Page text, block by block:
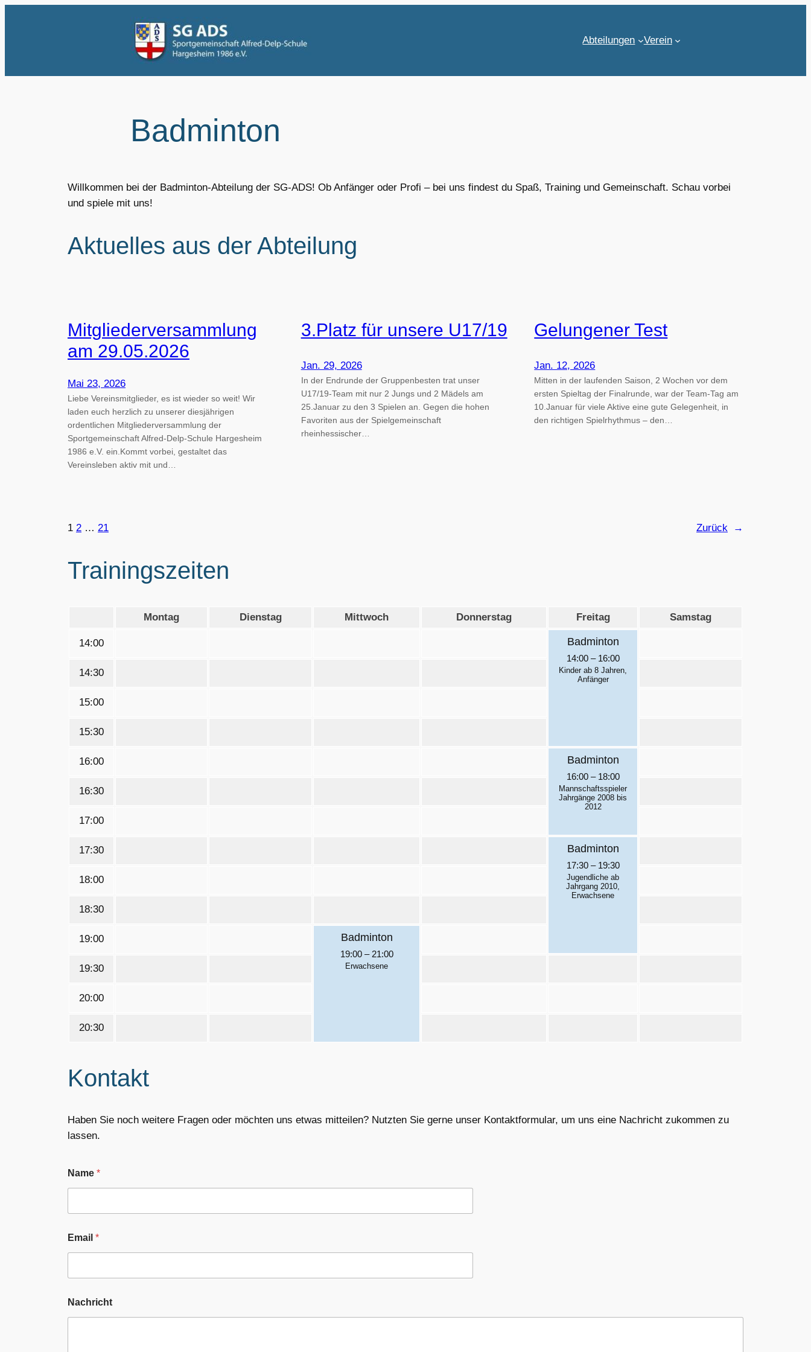
Abteilungen Verein
Badminton
Willkommen bei der Badminton-Abteilung der SG-ADS! Ob Anfänger oder Profi – bei uns findest du Spaß, Training und Gemeinschaft. Schau vorbei
und spiele mit uns!
Aktuelles aus der Abteilung
Mitgliederversammlung
am 29.05.2026
Mai 23, 2026
Liebe Vereinsmitglieder, es ist wieder so weit! Wir
laden euch herzlich zu unserer diesjährigen
ordentlichen Mitgliederversammlung der
Sportgemeinschaft Alfred-Delp-Schule Hargesheim
1986 e.V. ein.Kommt vorbei, gestaltet das
Vereinsleben aktiv mit und…
3.Platz für unsere U17/19
Jan. 29, 2026
In der Endrunde der Gruppenbesten trat unser
U17/19-Team mit nur 2 Jungs und 2 Mädels am
25.Januar zu den 3 Spielen an. Gegen die hohen
Favoriten aus der Spielgemeinschaft
rheinhessischer…
Gelungener Test
Jan. 12, 2026
Mitten in der laufenden Saison, 2 Wochen vor dem
ersten Spieltag der Finalrunde, war der Team-Tag am
10.Januar für viele Aktive eine gute Gelegenheit, in
den richtigen Spielrhythmus – den…
1 2 … 21 Zurück →
Trainingszeiten
Montag Dienstag Mittwoch Donnerstag Freitag Samstag
14:00 Badminton
14:00 – 16:00
Kinder ab 8 Jahren,
Anfänger
14:30
15:00
15:30
16:00 Badminton
16:00 – 18:00
Mannschaftsspieler
Jahrgänge 2008 bis
2012
16:30
17:00
17:30 Badminton
17:30 – 19:30
Jugendliche ab
Jahrgang 2010,
Erwachsene
18:00
18:30
19:00 Badminton
19:00 – 21:00
Erwachsene
19:30
20:00
20:30
Kontakt
Haben Sie noch weitere Fragen oder möchten uns etwas mitteilen? Nutzten Sie gerne unser Kontaktformular, um uns eine Nachricht zukommen zu
lassen.
Name *
Email *
m
a
Nachricht